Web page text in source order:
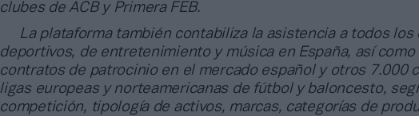
clubes de ACB y Primera FEB.
La plataforma también contabiliza la asistencia a todos los
deportivos, de entretenimiento y música en España, así como
contratos de patrocinio en el mercado español y otros 7.000
ligas europeas y norteamericanas de fútbol y baloncesto,
competición, tipología de activos, marcas, categorías de